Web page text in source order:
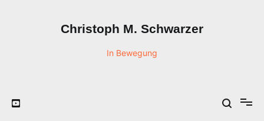
Christoph M. Schwarzer
In Bewegung